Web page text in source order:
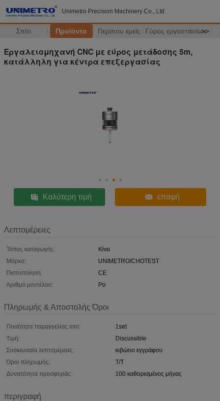
Unimetro Precision Machinery Co., Ltd
Σπίτι Προϊόντα Περίπου εμείς Γύρος εργοστασίων
>>
Εργαλειομηχανή CNC με εύρος μετάδοσης 5m,
κατάλληλη για κέντρα επεξεργασίας
Καλύτερη τιμή επαφή
Λεπτομέρειες
Τόπος καταγωγής:
Κίνα
Μάρκα:
UNIMETRO/CHOTEST
Πιστοποίηση:
CE
Αριθμό μοντέλου:
Po
Πληρωμής & Αποστολής Όροι
Ποσότητα παραγγελίας min:
1set
Τιμή:
Discussible
Συσκευασία λεπτομέρειες:
κιβώτιο εγγράφου
Όροι πληρωμής:
T/T
Δυνατότητα προσφοράς:
100 καθορισμένος μήνας
περιγραφή